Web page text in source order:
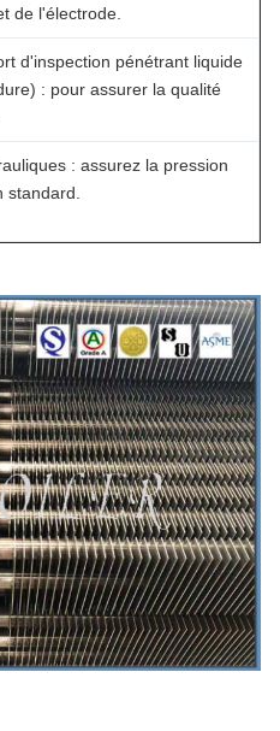
de l'électrode.
d'inspection pénétrant liquide
: pour assurer la qualité
: assurez la pression
standard.